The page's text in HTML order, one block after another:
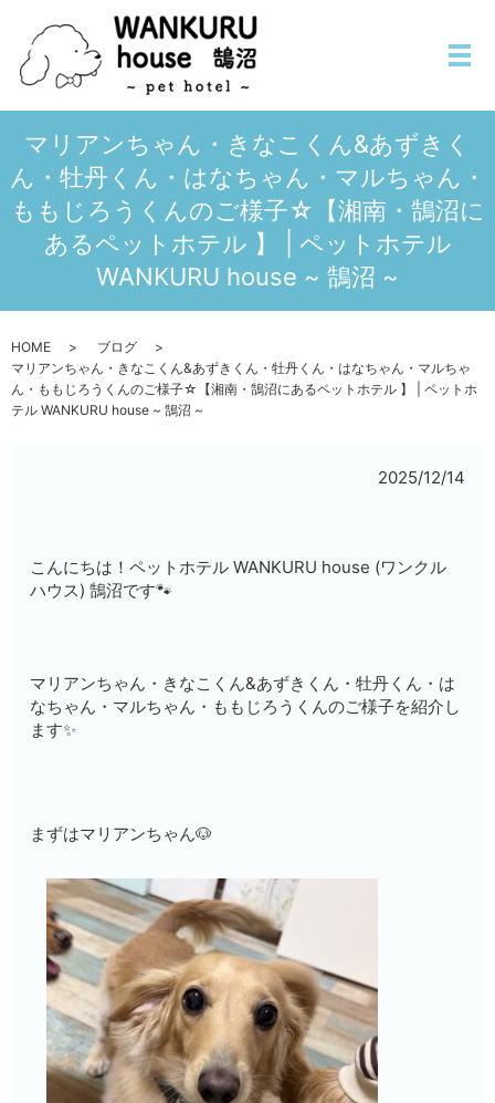
メ
マリアンちゃん・きなこくん&あずきく
ん・牡丹くん・はなちゃん・マルちゃん・
ももじろうくんのご様子☆【湘南・鵠沼に
あるペットホテル 】 | ペットホテル
WANKURU house ~ 鵠沼 ~
HOME
ブログ
マリアンちゃん・きなこくん&あずきくん・牡丹くん・はなちゃん・マルちゃ
ん・ももじろうくんのご様子☆【湘南・鵠沼にあるペットホテル 】 | ペットホ
テル WANKURU house ~ 鵠沼 ~
2025/12/14
こんにちは！ペットホテル WANKURU house (ワンクル
ハウス) 鵠沼です🐾
マリアンちゃん・きなこくん&あずきくん・牡丹くん・は
なちゃん・マルちゃん・ももじろうくんのご様子を紹介し
ます✨
まずはマリアンちゃん🐶